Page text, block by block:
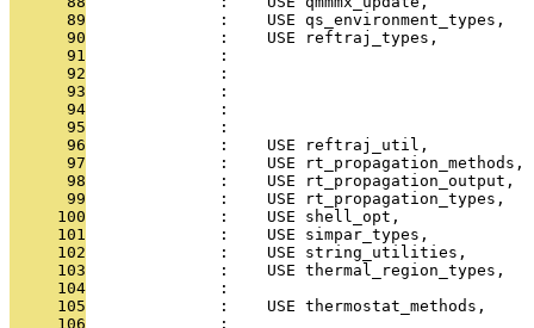
      89
:    USE qs_environment_types,
      90
:    USE reftraj_types,
      91
:
      92
:
      93
:
      94
:
      95
:
      96
:    USE reftraj_util,
      97
:    USE
      98
:    USE rt_propagation_output,
      99
:    USE rt_propagation_types,
     100
:    USE shell_opt,
     101
:    USE simpar_types,
     102
:    USE string_utilities,
     103
:    USE thermal_region_types,
     104
:
     105
:    USE thermostat_methods,
     106
: